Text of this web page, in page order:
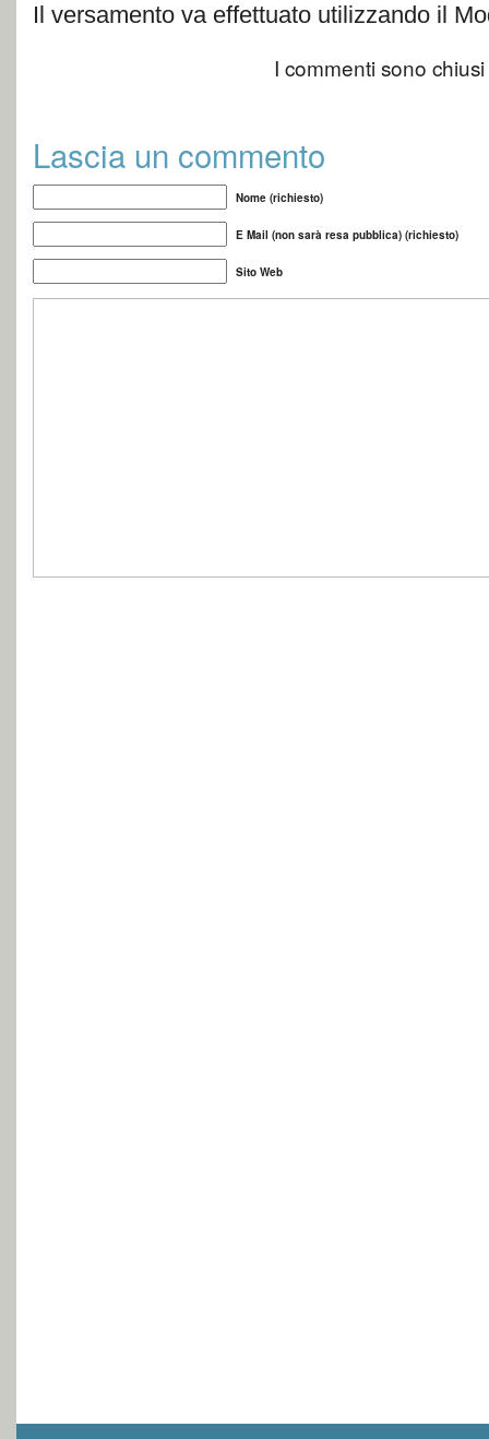
Il versamento va effettuato utilizzando il
I commenti sono chiusi
Lascia un commento
Nome (richiesto)
E Mail (non sarà resa pubblica) (richiesto)
Sito Web